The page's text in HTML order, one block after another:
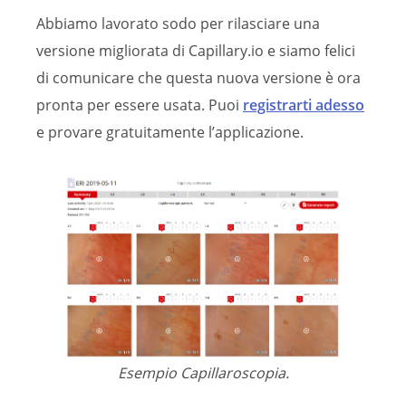
Abbiamo lavorato sodo per rilasciare una
versione migliorata di Capillary.io e siamo felici
di comunicare che questa nuova versione è ora
pronta per essere usata. Puoi registrarti adesso
e provare gratuitamente l’applicazione.
Esempio Capillaroscopia.